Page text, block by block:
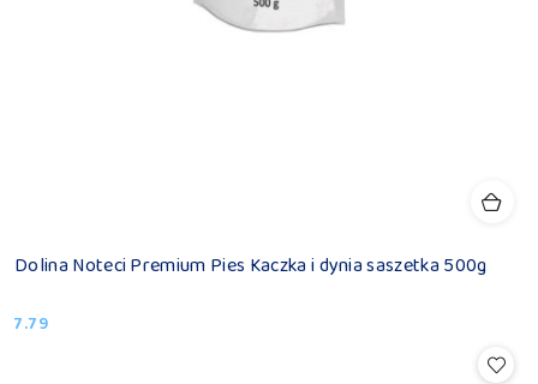
Dolina Noteci Premium Pies Kaczka i dynia saszetka 500g
Cena:
7.79